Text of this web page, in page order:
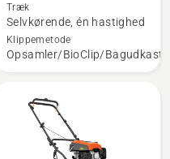
om
LC 142iS
med
oplader
Træk
Selvkørende, én hastighed
Klippemetode
Opsamler/BioClip/Bagudkast